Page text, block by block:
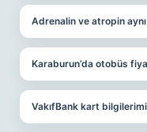
Adrenalin ve atropin aynı
Karaburun’da otobüs
VakıfBank kart